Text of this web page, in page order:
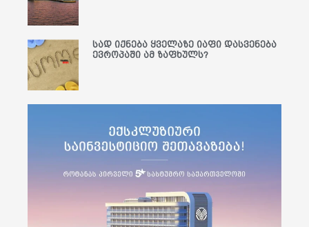
სად იქნება ყველაზე იაფი დასვენება
ევროპაში ამ ზაფხულს?